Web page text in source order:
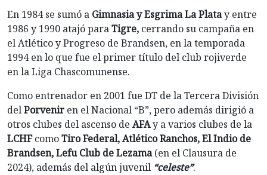
En 1984 se sumó a Gimnasia y Esgrima La Platay entre
1986 y 1990 atajó paraTigre, cerrando su campaña en
el Atlético y Progreso de Brandsen, en la temporada
1994 en lo que fue el primer título del club rojiverde
en la Liga Chascomunense.
Como entrenador en 2001 fue DT de la Tercera División
delPorvenir en el Nacional “B”, pero además dirigió a
otros clubes del ascenso de AFAy a varios clubes de la
LCHFcomoTiro Federal, Atlético Ranchos, El Indio de
Brandsen, Lefu Club de Lezama(en el Clausura de
2024), además del algún juvenil “celeste”.